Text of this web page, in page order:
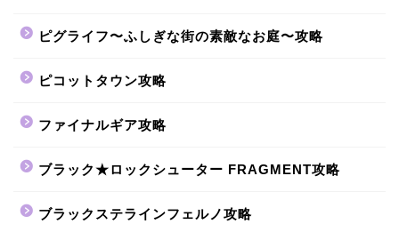
ピグライフ〜ふしぎな街の素敵なお庭〜攻略
ピコットタウン攻略
ファイナルギア攻略
ブラック★ロックシューター FRAGMENT攻略
ブラックステラインフェルノ攻略